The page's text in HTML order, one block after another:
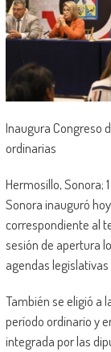
Inaugura Congreso
ordinarias
Hermosillo, Sonora;
Sonora inauguró
correspondiente al
sesión de apertura
agendas
También se eligió a
período ordinario y
integrada por las